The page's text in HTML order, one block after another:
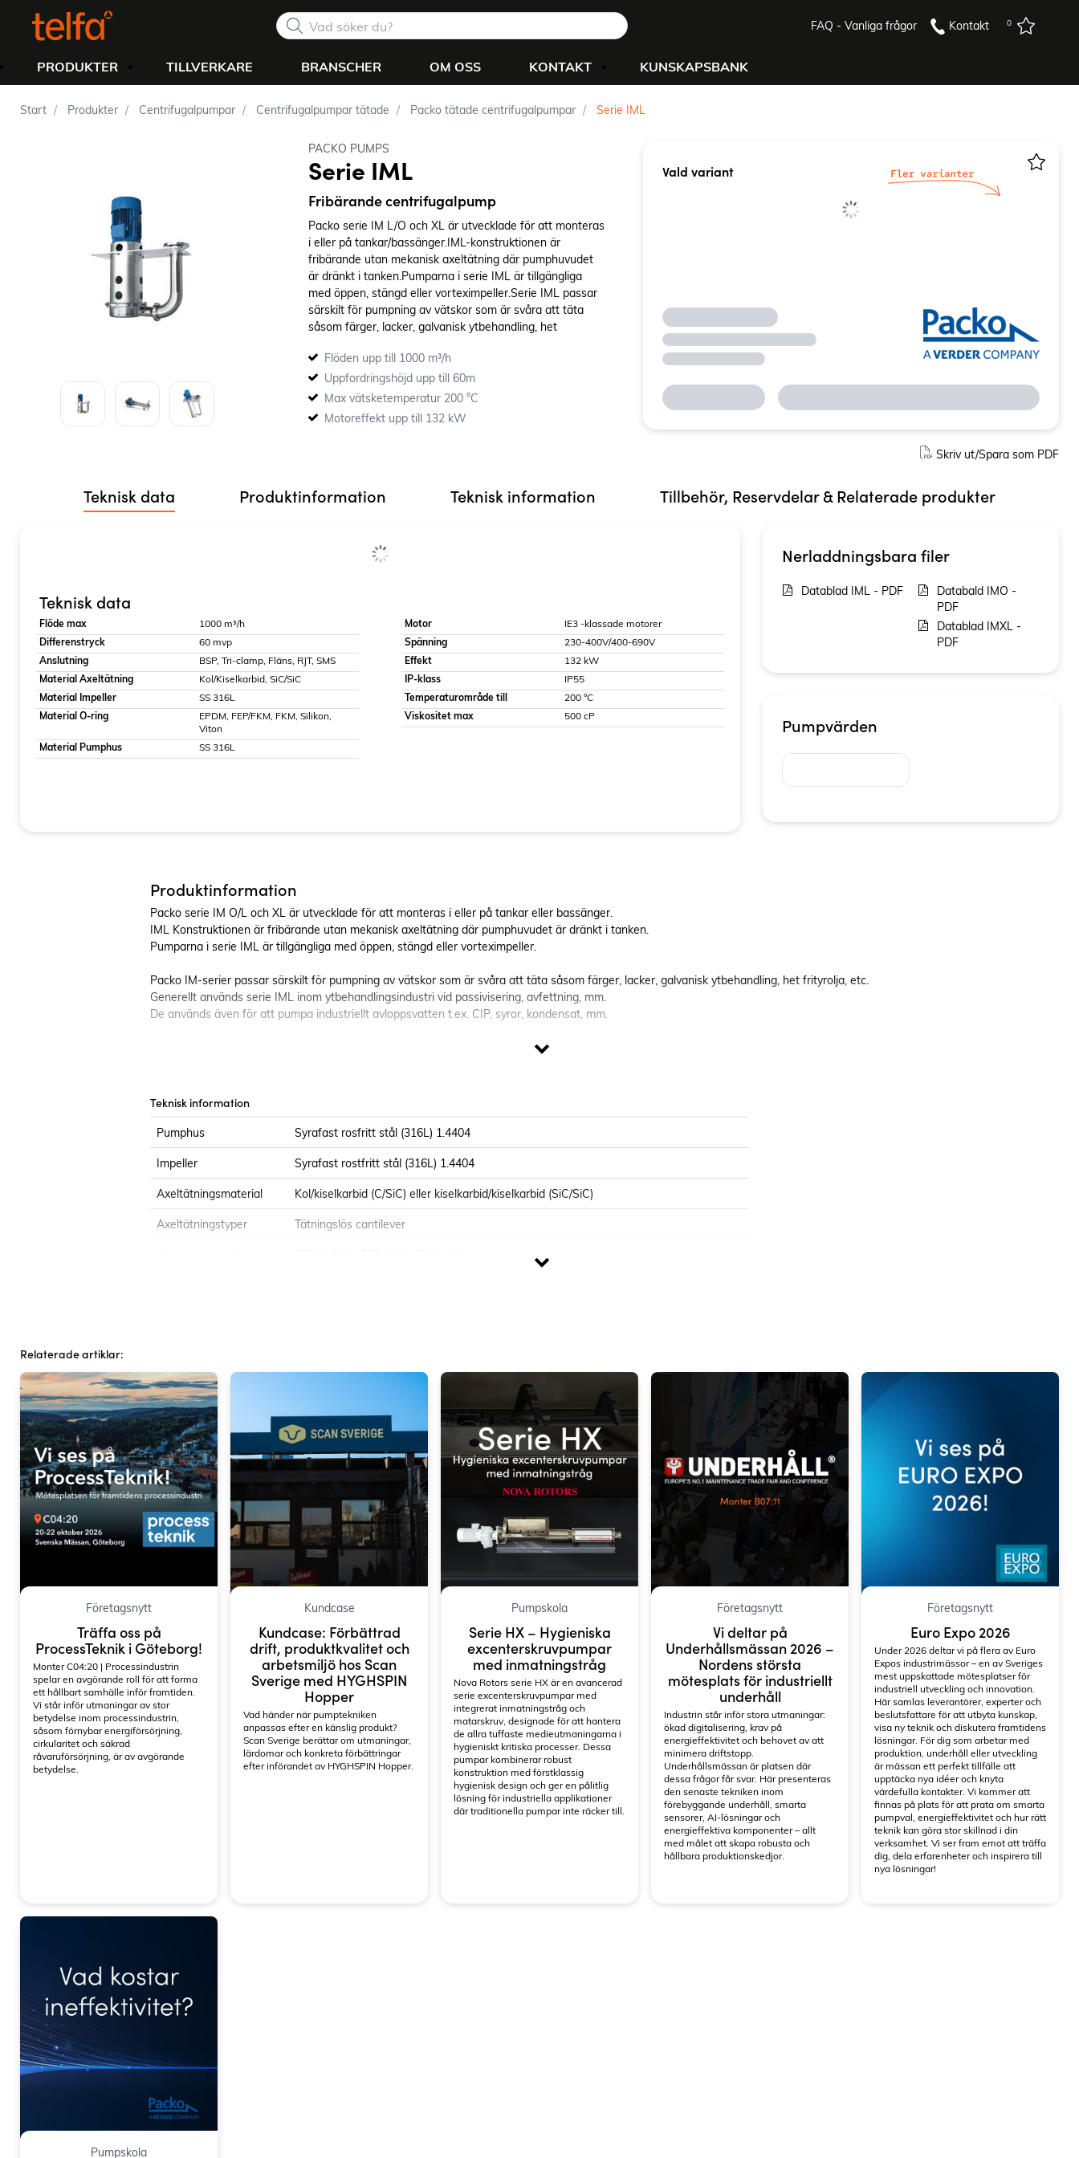
FAQ - Vanliga frågor Kontakt 0
PRODUKTER TILLVERKARE BRANSCHER OM OSS KONTAKT KUNSKAPSBANK
Start Produkter Centrifugalpumpar Centrifugalpumpar tätade Packo tätade centrifugalpumpar Serie IML
PACKO PUMPS
Serie IML
Fribärande centrifugalpump
Packo serie IM L/O och XL är utvecklade för att monteras
i eller på tankar/bassänger.IML-konstruktionen är
fribärande utan mekanisk axeltätning där pumphuvudet
är dränkt i tanken.Pumparna i serie IML är tillgängliga
med öppen, stängd eller vorteximpeller.Serie IML passar
särskilt för pumpning av vätskor som är svåra att täta
såsom färger, lacker, galvanisk ytbehandling, het
avloppsvatten, CIP, syror, kondensat.
Flöden upp till 1000 m³/h
Uppfordringshöjd upp till 60m
Max vätsketemperatur 200 °C
Motoreffekt upp till 132 kW
Vald variant
Skriv ut/Spara som PDF
Teknisk data Produktinformation Teknisk information Tillbehör, Reservdelar & Relaterade produkter
Teknisk data
Flöde max
1000 m³/h
Differenstryck
60 mvp
Anslutning
BSP, Tri-clamp, Fläns, RJT, SMS
Material Axeltätning
Kol/Kiselkarbid, SiC/SiC
Material Impeller
SS 316L
Material O-ring
EPDM, FEP/FKM, FKM, Silikon,
Viton
Material Pumphus
SS 316L
Motor
IE3 -klassade motorer
Spänning
230-400V/400-690V
Effekt
132 kW
IP-klass
IP55
Temperaturområde till
200 °C
Viskositet max
500 cP
Nerladdningsbara filer
Datablad IML - PDF
Databald IMO -
PDF
Datablad IMXL -
PDF
Pumpvärden
Produktinformation
Packo serie IM O/L och XL är utvecklade för att monteras i eller på tankar eller bassänger.
IML Konstruktionen är fribärande utan mekanisk axeltätning där pumphuvudet är dränkt i tanken.
Pumparna i serie IML är tillgängliga med öppen, stängd eller vorteximpeller.
Packo IM-serier passar särskilt för pumpning av vätskor som är svåra att täta såsom färger, lacker, galvanisk ytbehandling, het frityrolja, etc.
Generellt används serie IML inom ytbehandlingsindustri vid passivisering, avfettning, mm.
De används även för att pumpa industriellt avloppsvatten t.ex. CIP, syror, kondensat, mm.
Teknisk information
Pumphus
Syrafast rosfritt stål (316L) 1.4404
Impeller
Syrafast rostfritt stål (316L) 1.4404
Axeltätningsmaterial
Kol/kiselkarbid (C/SiC) eller kiselkarbid/kiselkarbid (SiC/SiC)
Axeltätningstyper
Tätningslös cantilever
Viskositet
Max 500cP Max 500cP
Max 500cP
Temperatur
Max 200°C.
Max 80°C.
Anslutningar
SMS, Tri-Clamp, DIN, RJT, IDF, APV fläns, Dansk SMS, Andra på förfrågan.
IP-klass
Från IP55 eller högre
Motor
ATEX
Finns för ATEX, kontakta en säljarehär
Add to existing cart row
Relaterade artiklar:
Företagsnytt
Träffa oss på
ProcessTeknik i Göteborg!
Monter C04:20 | Processindustrin
spelar en avgörande roll för att forma
ett hållbart samhälle inför framtiden.
Vi står inför utmaningar av stor
betydelse inom processindustrin,
såsom förnybar energiförsörjning,
cirkularitet och säkrad
råvaruförsörjning, är av avgörande
betydelse.
Kundcase
Kundcase: Förbättrad
drift, produktkvalitet och
arbetsmiljö hos Scan
Sverige med HYGHSPIN
Hopper
Vad händer när pumptekniken
anpassas efter en känslig produkt?
Scan Sverige berättar om utmaningar,
lärdomar och konkreta förbättringar
efter införandet av HYGHSPIN Hopper.
Pumpskola
Serie HX – Hygieniska
excenterskruvpumpar
med inmatningstråg
Nova Rotors serie HX är en avancerad
serie excenterskruvpumpar med
integrerat inmatningstråg och
matarskruv, designade för att hantera
de allra tuffaste medieutmaningarna i
hygieniskt kritiska processer. Dessa
pumpar kombinerar robust
konstruktion med förstklassig
hygienisk design och ger en pålitlig
lösning för industriella applikationer
där traditionella pumpar inte räcker till.
Företagsnytt
Vi deltar på
Underhållsmässan 2026 –
Nordens största
mötesplats för industriellt
underhåll
Industrin står inför stora utmaningar:
ökad digitalisering, krav på
energieffektivitet och behovet av att
minimera driftstopp.
Underhållsmässan är platsen där
dessa frågor får svar. Här presenteras
den senaste tekniken inom
förebyggande underhåll, smarta
sensorer, AI-lösningar och
energieffektiva komponenter – allt
med målet att skapa robusta och
hållbara produktionskedjor.
Företagsnytt
Euro Expo 2026
Under 2026 deltar vi på flera av Euro
Expos industrimässor – en av Sveriges
mest uppskattade mötesplatser för
industriell utveckling och innovation.
Här samlas leverantörer, experter och
beslutsfattare för att utbyta kunskap,
visa ny teknik och diskutera framtidens
lösningar. För dig som arbetar med
produktion, underhåll eller utveckling
är mässan ett perfekt tillfälle att
upptäcka nya idéer och knyta
värdefulla kontakter. Vi kommer att
finnas på plats för att prata om smarta
pumpval, energieffektivitet och hur rätt
teknik kan göra stor skillnad i din
verksamhet. Vi ser fram emot att träffa
dig, dela erfarenheter och inspirera till
nya lösningar!
Pumpskola